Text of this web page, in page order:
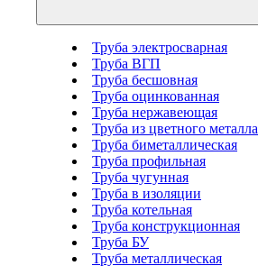
Труба электросварная
Труба ВГП
Труба бесшовная
Труба оцинкованная
Труба нержавеющая
Труба из цветного металла
Труба биметаллическая
Труба профильная
Труба чугунная
Труба в изоляции
Труба котельная
Труба конструкционная
Труба БУ
Труба металлическая